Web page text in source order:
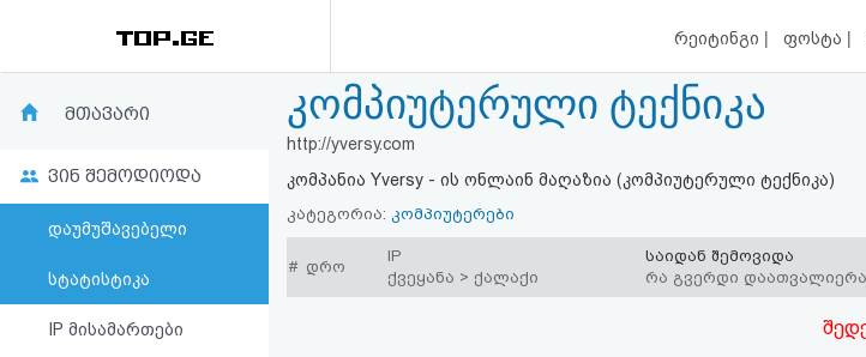
რეიტინგი | ფოსტა |
რეიტინგი
ფოსტა
კითხვა-
პასუხი
მთავარი
ვინ შემოდიოდა
დაუმუშავებელი
სტატისტიკა
IP მისამართები
კომპიუტერული ტექნიკა
http://yversy.com
კომპანია Yversy - ის ონლაინ მაღაზია (კომპიუტერული ტექნიკა)
კატეგორია: კომპიუტერები
# დრო
IP
ქვეყანა > ქალაქი
საიდან შემოვიდა
რა გვერდი დაათვალიერა